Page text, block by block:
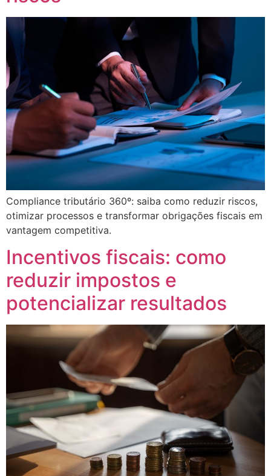
Compliance tributário 360º: saiba como reduzir riscos,
otimizar processos e transformar obrigações fiscais em
vantagem competitiva.
Incentivos fiscais: como
reduzir impostos e
potencializar resultados